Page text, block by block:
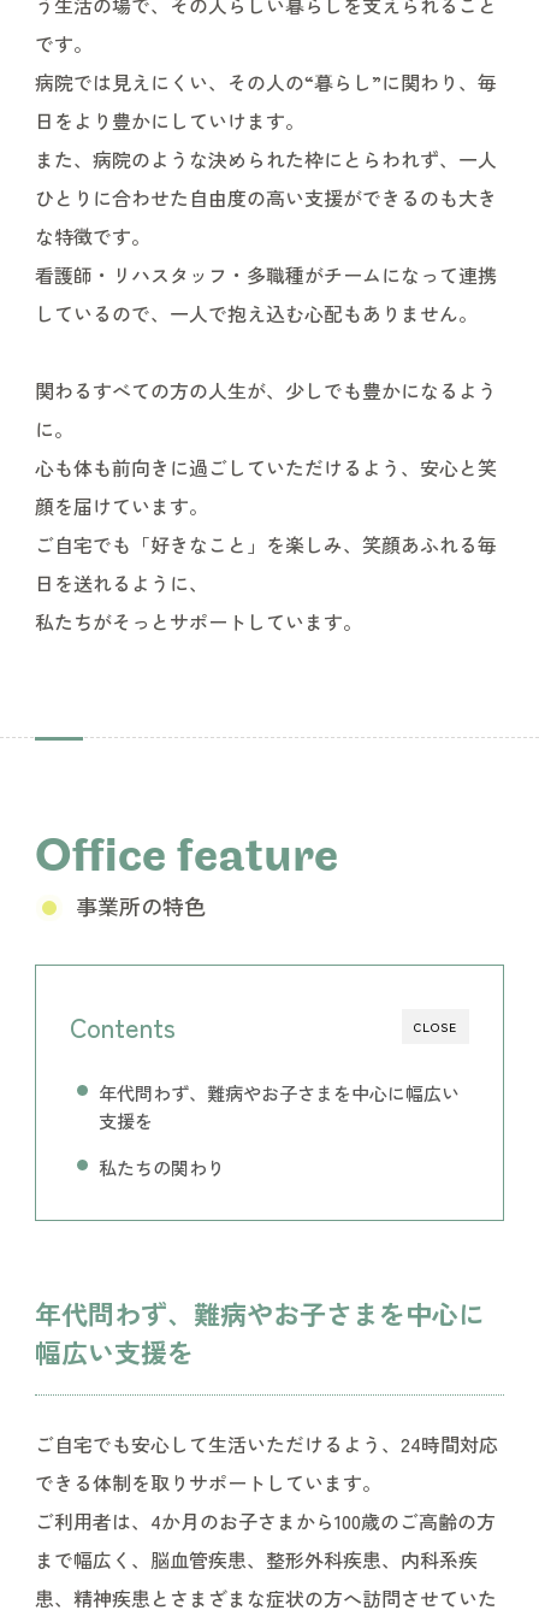
です。
病院では見えにくい、その人の“暮らし”に関わり、毎
日をより豊かにしていけます。
また、病院のような決められた枠にとらわれず、一人
ひとりに合わせた自由度の高い支援ができるのも大き
な特徴です。
看護師・リハスタッフ・多職種がチームになって連携
しているので、一人で抱え込む心配もありません。
関わるすべての方の人生が、少しでも豊かになるよう
に。
心も体も前向きに過ごしていただけるよう、安心と笑
顔を届けています。
ご自宅でも「好きなこと」を楽しみ、笑顔あふれる毎
日を送れるように、
私たちがそっとサポートしています。
Office feature
事業所の特色
CLOSE
Contents
年代問わず、難病やお子さまを中心に幅広い
支援を
私たちの関わり
年代問わず、難病やお子さまを中心に
幅広い支援を
ご自宅でも安心して生活いただけるよう、24時間対応
できる体制を取りサポートしています。
ご利用者は、4か月のお子さまから100歳のご高齢の方
まで幅広く、脳血管疾患、整形外科疾患、内科系疾
患、精神疾患とさまざまな症状の方へ訪問させていた